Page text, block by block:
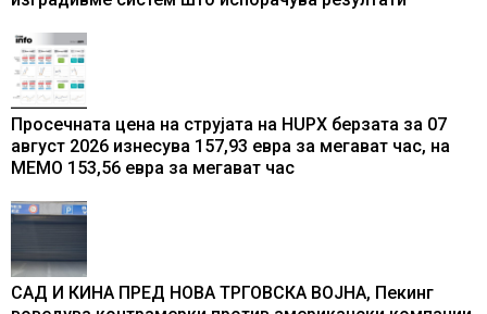
Просечната цена на струјата на HUPX берзата за 07
август 2026 изнесува 157,93 евра за мегават час, на
МЕМО 153,56 евра за мегават час
САД И КИНА ПРЕД НОВА ТРГОВСКА ВОЈНА, Пекинг